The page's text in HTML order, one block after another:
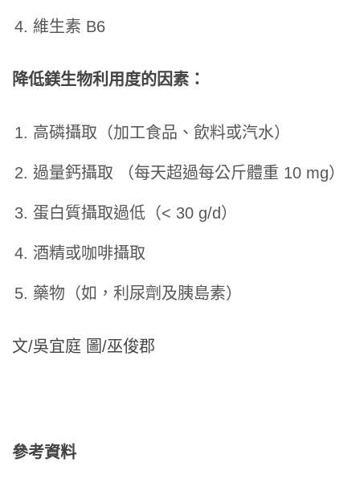
維生素 B6
降低鎂生物利用度的因素：
高磷攝取（加工食品、飲料或汽水）
過量鈣攝取 （每天超過每公斤體重 10 mg）
蛋白質攝取過低（< 30 g/d）
酒精或咖啡攝取
藥物（如，利尿劑及胰島素）
文/吳宜庭 圖/巫俊郡
參考資料